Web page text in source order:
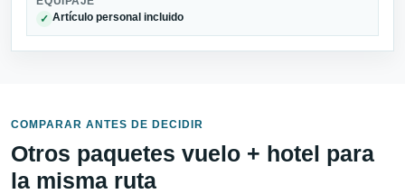
✓ Artículo personal incluido
COMPARAR ANTES DE DECIDIR
Otros paquetes vuelo + hotel para
la misma ruta